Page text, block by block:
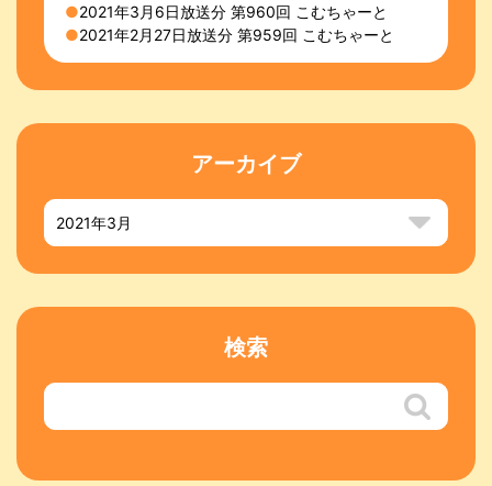
2021年3月6日放送分 第960回 こむちゃーと
2021年2月27日放送分 第959回 こむちゃーと
アーカイブ
検索